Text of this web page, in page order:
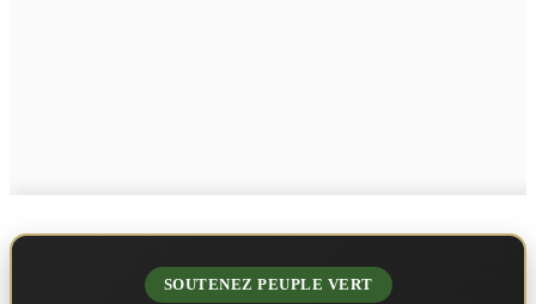
SOUTENEZ PEUPLE VERT